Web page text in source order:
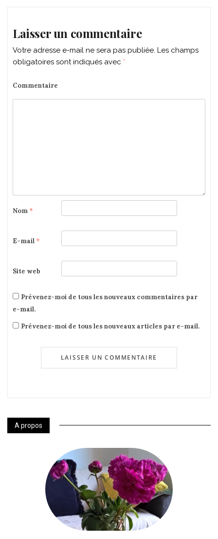
Laisser un commentaire
Votre adresse e-mail ne sera pas publiée. Les champs
obligatoires sont indiqués avec *
Commentaire
Nom *
E-mail *
Site web
Prévenez-moi de tous les nouveaux commentaires par
e-mail.
Prévenez-moi de tous les nouveaux articles par e-mail.
A propos